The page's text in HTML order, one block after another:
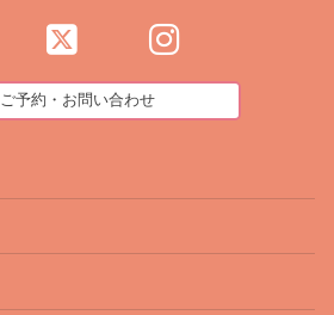
ご予約・お問い合わせ